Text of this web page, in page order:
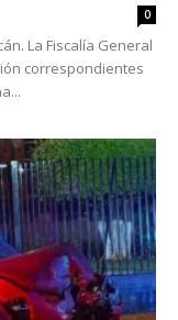
0
La Fiscalía General
correspondientes